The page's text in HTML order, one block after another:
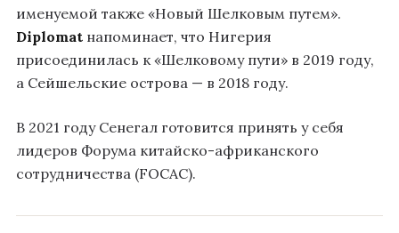
именуемой также «Новый Шелковым путем».
Diplomat напоминает, что Нигерия
присоединилась к «Шелковому пути» в 2019 году,
а Сейшельские острова — в 2018 году.
В 2021 году Сенегал готовится принять у себя
лидеров Форума китайско-африканского
сотрудничества (FOCAC).